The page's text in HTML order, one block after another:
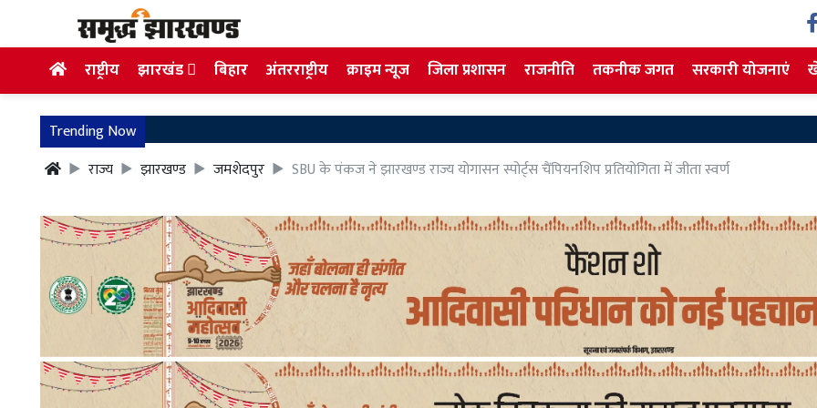
राष्ट्रीय झारखंड बिहार अंतरराष्ट्रीय क्राइम न्यूज जिला प्रशासन राजनीति तकनीक जगत सरकारी योजनाएं
Trending Now
राज्य
झारखण्ड जमशेदपुर SBU के पंकज ने झारखण्ड राज्य योगासन स्पोर्ट्स चैंपियनशिप प्रतियोगिता में जीता स्वर्ण